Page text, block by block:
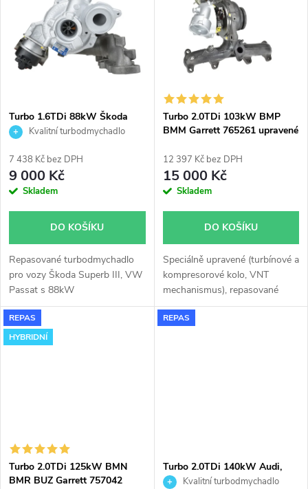
ů
Turbo 1.6TDi 88kW Škoda
Superb VW Passat KKK
Kvalitní turbodmychadlo
7 438 Kč bez DPH
9 000 Kč
Skladem
DO KOŠÍKU
Repasované turbodmychadlo
pro vozy Škoda Superb III, VW
Passat s 88kW
Turbo 2.0TDi 103kW BMP
BMM Garrett 765261 upravené
180KW
12 397 Kč bez DPH
15 000 Kč
Skladem
DO KOŠÍKU
Speciálně upravené (turbínové a
kompresorové kolo, VNT
mechanismus), repasované
turbodmychadlo Garrett
765261 GT1752V do 180KW v
REPAS
HYBRIDNÍ
Turbo 2.0TDi 125kW BMN
BMR BUZ Garrett 757042
REPAS
Turbo 2.0TDi 140kW Audi,
VW, Seat, Škoda KKK
Kvalitní turbodmychadlo